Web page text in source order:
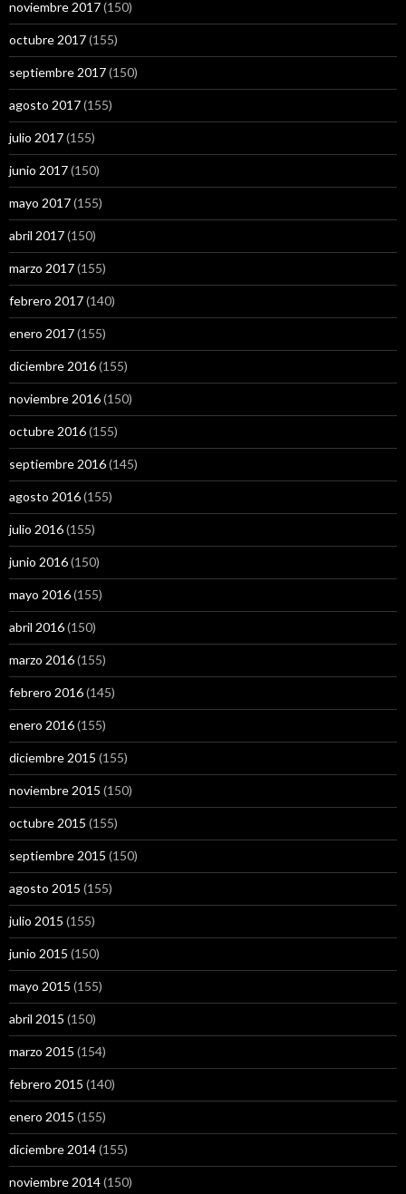
noviembre 2017(150)
octubre 2017(155)
septiembre 2017(150)
agosto 2017(155)
julio 2017(155)
junio 2017(150)
mayo 2017(155)
abril 2017(150)
marzo 2017(155)
febrero 2017(140)
enero 2017(155)
diciembre 2016(155)
noviembre 2016(150)
octubre 2016(155)
septiembre 2016(145)
agosto 2016(155)
julio 2016(155)
junio 2016(150)
mayo 2016(155)
abril 2016(150)
marzo 2016(155)
febrero 2016(145)
enero 2016(155)
diciembre 2015 (155)
noviembre 2015 (150)
octubre 2015 (155)
septiembre 2015 (150)
agosto 2015 (155)
julio 2015 (155)
junio 2015 (150)
mayo 2015 (155)
abril 2015 (150)
marzo 2015 (154)
febrero 2015 (140)
enero 2015 (155)
diciembre 2014(155)
noviembre 2014(150)